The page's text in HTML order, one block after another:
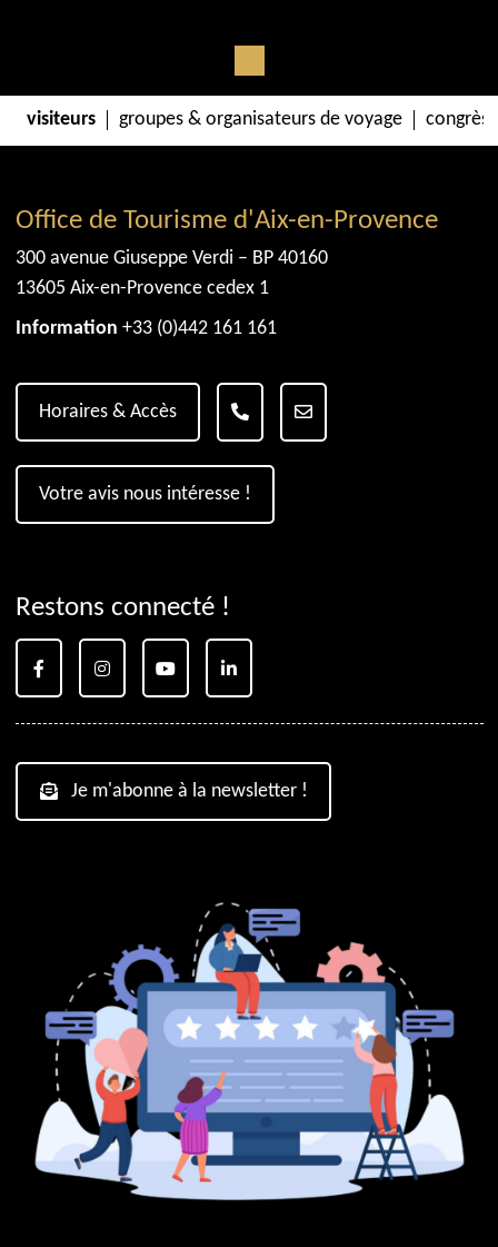
visiteurs groupes & organisateurs de voyage congrès
Office de Tourisme d'Aix-en-Provence
300 avenue Giuseppe Verdi – BP 40160
13605 Aix-en-Provence cedex 1
Information +33 (0)442 161 161
Horaires & Accès
Votre avis nous intéresse !
Restons connecté !
Je m'abonne à la newsletter !